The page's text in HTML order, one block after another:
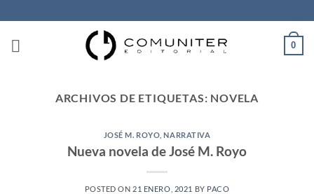
al
contenido
0
ARCHIVOS DE ETIQUETAS: NOVELA
JOSÉ M. ROYO ,NARRATIVA
Nueva novela de José M. Royo
POSTED ON 21 ENERO, 2021 BY PACO